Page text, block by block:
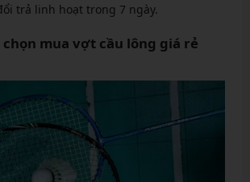
trả linh hoạt trong 7 ngày.
mua vợt cầu lông giá rẻ